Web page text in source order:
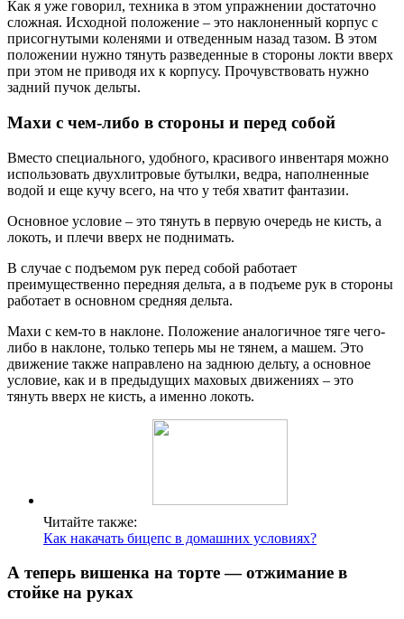
Как я уже говорил, техника в этом упражнении достаточно
сложная. Исходной положение – это наклоненный корпус с
присогнутыми коленями и отведенным назад тазом. В этом
положении нужно тянуть разведенные в стороны локти вверх
при этом не приводя их к корпусу. Прочувствовать нужно
задний пучок дельты.
Махи с чем-либо в стороны и перед собой
Вместо специального, удобного, красивого инвентаря можно
использовать двухлитровые бутылки, ведра, наполненные
водой и еще кучу всего, на что у тебя хватит фантазии.
Основное условие – это тянуть в первую очередь не кисть, а
локоть, и плечи вверх не поднимать.
В случае с подъемом рук перед собой работает
преимущественно передняя дельта, а в подъеме рук в стороны
работает в основном средняя дельта.
Махи с кем-то в наклоне. Положение аналогичное тяге чего-
либо в наклоне, только теперь мы не тянем, а машем. Это
движение также направлено на заднюю дельту, а основное
условие, как и в предыдущих маховых движениях – это
тянуть вверх не кисть, а именно локоть.
Читайте также:
Как накачать бицепс в домашних условиях?
А теперь вишенка на торте — отжимание в
стойке на руках